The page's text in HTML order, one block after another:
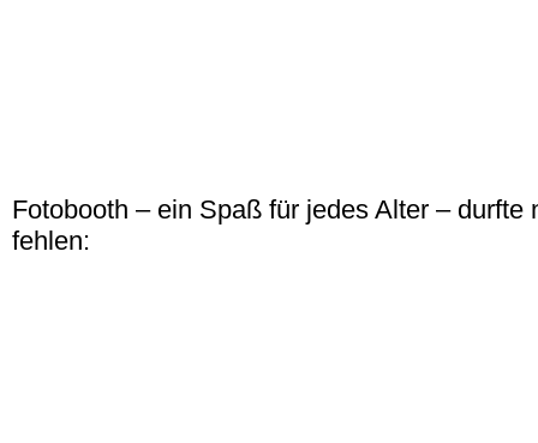
Fotobooth – ein Spaß für jedes Alter – durfte
fehlen: